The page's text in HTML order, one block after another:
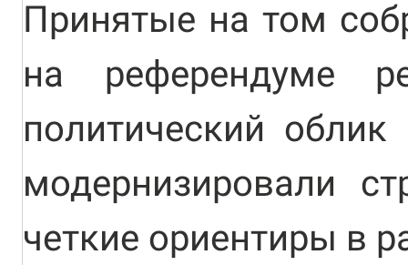
Принятые на том
на референдуме
политический
модернизировали
четкие ориентиры в